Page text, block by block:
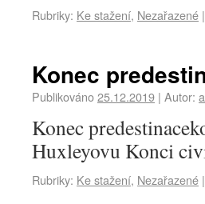
Rubriky: Ke stažení, Nezařazené |
Konec
Publikováno25.12.2019 | Autor:
Konec
Huxleyovu Konci
Rubriky: Ke stažení, Nezařazené |